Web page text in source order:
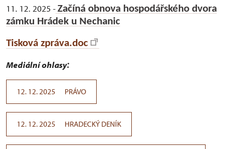
11. 12. 2025 -Začíná obnova hospodářského dvora
zámku Hrádek u Nechanic
Tisková zpráva.doc
Mediální ohlasy:
12. 12. 2025 PRÁVO
12. 12. 2025 HRADECKÝ DENÍK